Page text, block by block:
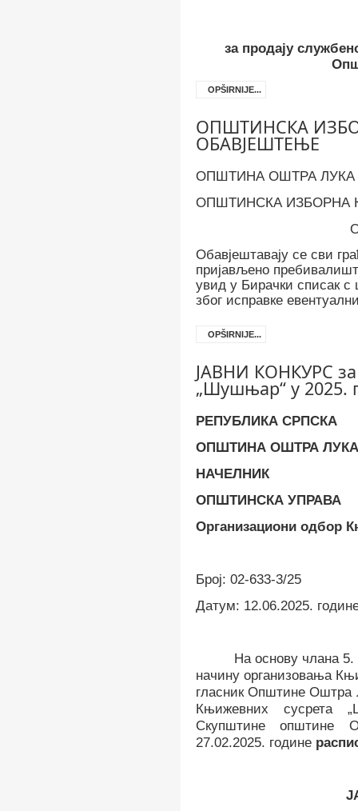
за продају
OPŠIRNIJE...
ОПШТИНСКА
ОБАВЈЕШТЕЊЕ
ОПШТИНА ОШТРА ЛУКА
ОПШТИНСКА ИЗБОРНА
Обавјештавају се сви
пријављено
увид у Бирачки списак с
због исправке
OPŠIRNIJE...
ЈАВНИ КОНКУРС
„Шушњар“ у 2025.
РЕПУБЛИКА СРПСКА
ОПШТИНА ОШТРА ЛУКА
НАЧЕЛНИК
OПШТИНСКА УПРАВА
Организациони одбор
Број: 02-633-3/25
Датум: 12.06.2025. год
На основу члана 5.
начину организовања
гласник Општине Оштра
Књижевних сусрета
Скупштине општине
27.02.2025. године